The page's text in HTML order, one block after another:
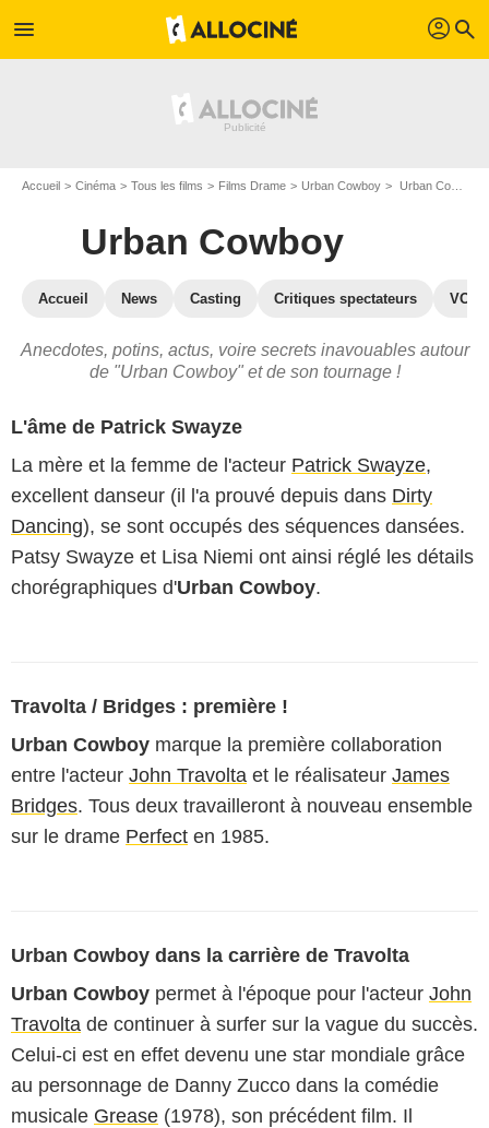
menu profil search
Accueil Cinéma Tous les films Films Drame Urban Cowboy Urban Cowboy : les secrets du tournage
Urban Cowboy
Accueil News Casting Critiques spectateurs VOD
Anecdotes, potins, actus, voire secrets inavouables autour
de "Urban Cowboy" et de son tournage !
L'âme de Patrick Swayze
La mère et la femme de l'acteur Patrick Swayze,
excellent danseur (il l'a prouvé depuis dans Dirty
Dancing), se sont occupés des séquences dansées.
Patsy Swayze et Lisa Niemi ont ainsi réglé les détails
chorégraphiques d'Urban Cowboy.
Travolta / Bridges : première !
Urban Cowboy marque la première collaboration
entre l'acteur John Travolta et le réalisateur James
Bridges. Tous deux travailleront à nouveau ensemble
sur le drame Perfect en 1985.
Urban Cowboy dans la carrière de Travolta
Urban Cowboy permet à l'époque pour l'acteur John
Travolta de continuer à surfer sur la vague du succès.
Celui-ci est en effet devenu une star mondiale grâce
au personnage de Danny Zucco dans la comédie
musicale Grease (1978), son précédent film. Il